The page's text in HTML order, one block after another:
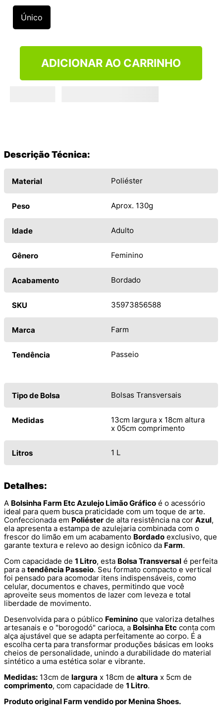
Único
ADICIONAR AO CARRINHO
Descrição Técnica:
Material Poliéster
Peso Aprox. 130g
Idade Adulto
Gênero Feminino
Acabamento Bordado
SKU 35973856588
Marca Farm
Tendência Passeio
Tipo de Bolsa Bolsas Transversais
Medidas
13cm largura x 18cm altura
x 05cm comprimento
Litros 1 L
Detalhes:
A Bolsinha Farm Etc Azulejo Limão Gráfico é o acessório
ideal para quem busca praticidade com um toque de arte.
Confeccionada em Poliéster de alta resistência na cor Azul,
ela apresenta a estampa de azulejaria combinada com o
frescor do limão em um acabamento Bordado exclusivo, que
garante textura e relevo ao design icônico da Farm.
Com capacidade de 1 Litro, esta Bolsa Transversal é perfeita
para a tendência Passeio. Seu formato compacto e vertical
foi pensado para acomodar itens indispensáveis, como
celular, documentos e chaves, permitindo que você
aproveite seus momentos de lazer com leveza e total
liberdade de movimento.
Desenvolvida para o público Feminino que valoriza detalhes
artesanais e o "borogodó" carioca, a Bolsinha Etc conta com
alça ajustável que se adapta perfeitamente ao corpo. É a
escolha certa para transformar produções básicas em looks
cheios de personalidade, unindo a durabilidade do material
sintético a uma estética solar e vibrante.
Medidas: 13cm de largura x 18cm de altura x 5cm de
comprimento, com capacidade de 1 Litro.
Produto original Farm vendido por Menina Shoes.
9º
VEJA COUNTRY
10º NEW 530